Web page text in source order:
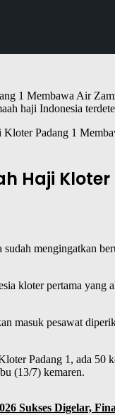
haji Indonesia
Padang 1
Haji
mengingatkan
kloter pertama yang
masuk pesawat
Padang 1, ada
(13/7) kemaren.
Sukses Digelar,